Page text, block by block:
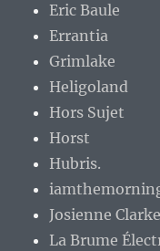
Eric Baule
Errantia
Grimlake
Heligoland
Hors Sujet
Horst
Hubris.
Josienne Clarke
La Brume